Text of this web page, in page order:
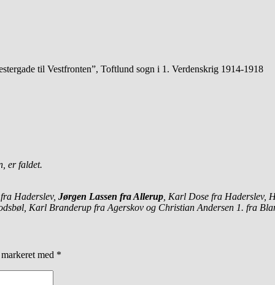
til Vestfronten”, Toftlund sogn i 1. Verdenskrig 1914-1918
er faldet.
Haderslev, Jørgen Lassen fra Allerup , Karl Dose fra Haderslev,
Karl Branderup fra Agerskov og Christian Andersen 1. fra
med *